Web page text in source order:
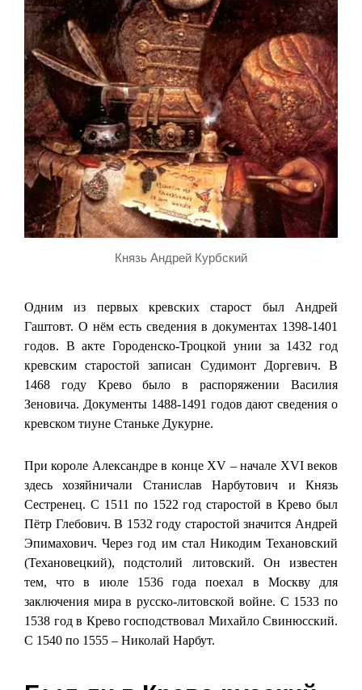
Князь Андрей Курбский
Одним из первых кревских старост был Андрей
Гаштовт. О нём есть сведения в документах 1398-1401
годов. В акте Городенско-Троцкой унии за 1432 год
кревским старостой записан Судимонт Доргевич. В
1468 году Крево было в распоряжении Василия
Зеновича. Документы 1488-1491 годов дают сведения о
кревском тиуне Станьке Дукурне.
При короле Александре в конце XV – начале XVI веков
здесь хозяйничали Станислав Нарбутович и Князь
Сестренец. С 1511 по 1522 год старостой в Крево был
Пётр Глебович. В 1532 году старостой значится Андрей
Эпимахович. Через год им стал Никодим Техановский
(Техановецкий), подстолий литовский. Он известен
тем, что в июле 1536 года поехал в Москву для
заключения мира в русско-литовской войне. С 1533 по
1538 год в Крево господствовал Михайло Свинюсский.
С 1540 по 1555 – Николай Нарбут.